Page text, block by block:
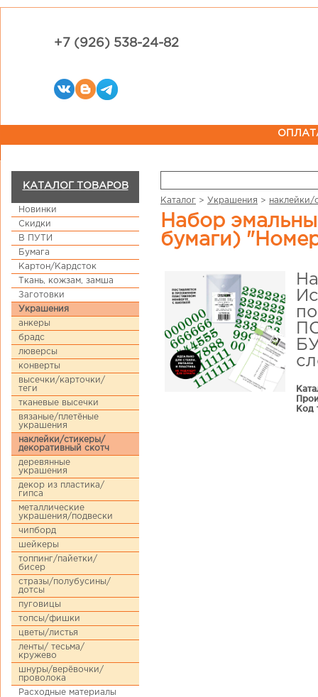
+7 (926) 538-24-82
КАТАЛОГ ТОВАРОВ
Новинки
Скидки
В ПУТИ
Бумага
Картон/Кардсток
Ткань, кожзам, замша
Заготовки
Украшения
анкеры
брадс
люверсы
конверты
высечки/карточки/
теги
тканевые высечки
вязаные/плетёные
украшения
наклейки/стикеры/
декоративный скотч
деревянные
украшения
декор из пластика/
гипса
металлические
украшения/подвески
чипборд
шейкеры
топпинг/пайетки/
бисер
стразы/полубусины/
дотсы
пуговицы
топсы/фишки
цветы/листья
ленты/ тесьма/
кружево
шнуры/верёвочки/
проволока
Расходные материалы
Каталог > Украшения > наклейки/
Набор эмальных наклеек PaperRus (не подходят для
бумаги)
Код